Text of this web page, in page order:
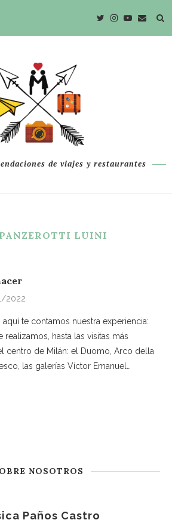
de viajes y restaurantes
PANZEROTTI LUINI
2022
aquí te contamos nuestra experiencia:
hasta las visitas más
centro de Milán: el Duomo, Arco della
las galerías Víctor Emanuel…
NOSOTROS
Paños Castro